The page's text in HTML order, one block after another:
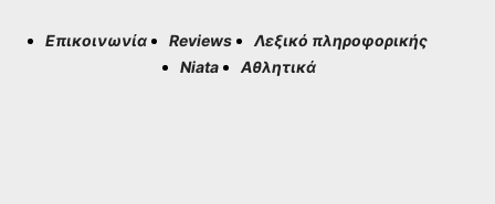
Επικοινωνία Reviews
Λεξικό πληροφορικής
Niata
Αθλητικά